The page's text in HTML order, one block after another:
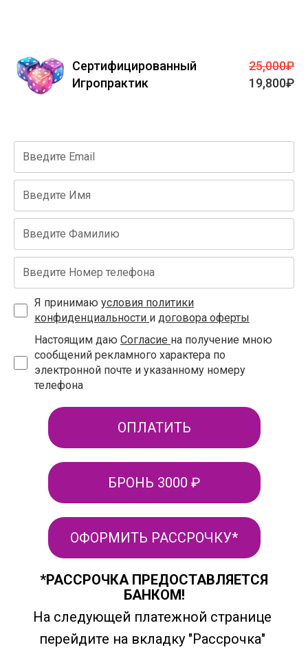
Сертифицированный
Игропрактик
25,000₽
19,800₽
Я принимаю условия политики
конфиденциальности и договора оферты
Настоящим даю Согласие на получение мною
сообщений рекламного характера по
электронной почте и указанному номеру
телефона
ОПЛАТИТЬ
БРОНЬ 3000 ₽
ОФОРМИТЬ РАССРОЧКУ*
*РАССРОЧКА ПРЕДОСТАВЛЯЕТСЯ
БАНКОМ!
На следующей платежной странице
перейдите на вкладку "Рассрочка"